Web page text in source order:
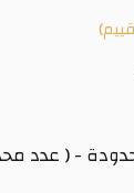
- ( عدد